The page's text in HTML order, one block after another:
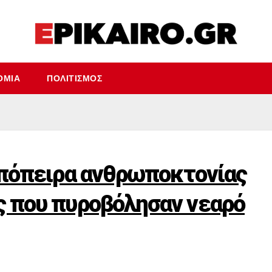
ΠΟΛΙΤΙΣΜΌΣ
ανθρωποκτονίας
που πυροβόλησαν νεαρό